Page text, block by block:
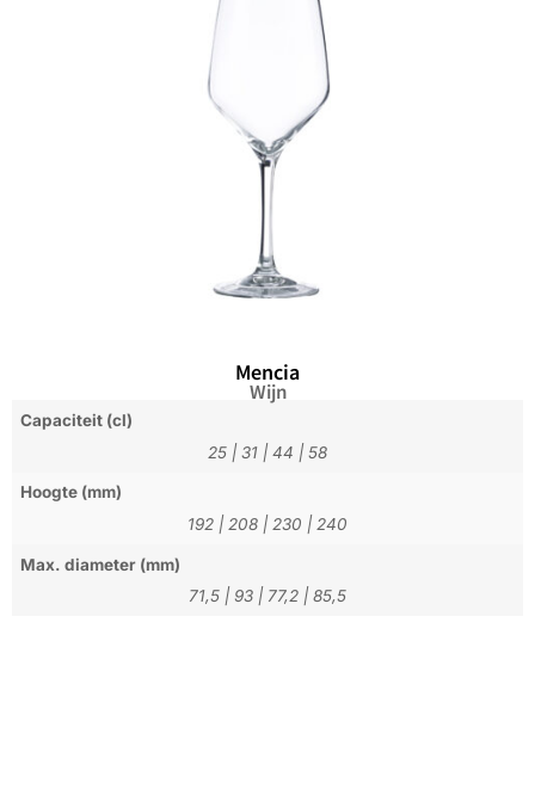
Mencia
Wijn
Capaciteit (cl)
25 | 31 | 44 | 58
Hoogte (mm)
192 | 208 | 230 | 240
Max. diameter (mm)
71,5 | 93 | 77,2 | 85,5